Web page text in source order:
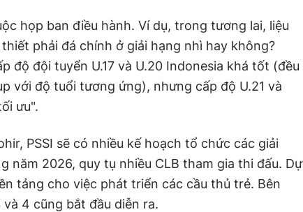
họp ban điều hành. Ví dụ, trong tương lai, liệu
phải đá chính ở giải hạng nhì hay không?
độ đội tuyển U.17 và U.20 Indonesia khá tốt (đều
với độ tuổi tương ứng), nhưng cấp độ U.21 và
ưu".
PSSI sẽ có nhiều kế hoạch tổ chức các giải
năm 2026, quy tụ nhiều CLB tham gia thi đấu. Dự
tảng cho việc phát triển các cầu thủ trẻ. Bên
4 cũng bắt đầu diễn ra.